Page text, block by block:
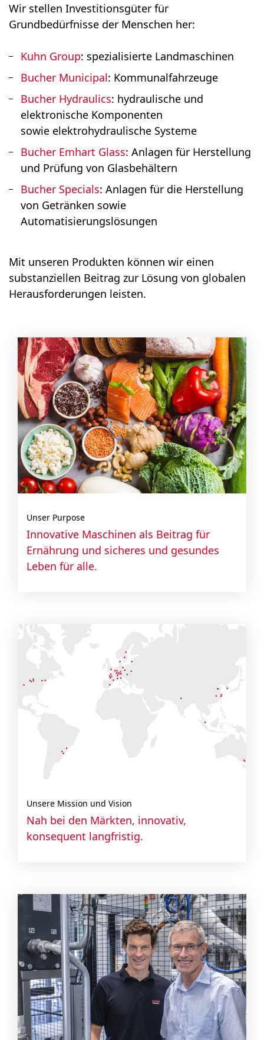
Wir stellen Investitionsgüter für
Grundbedürfnisse der Menschen her:
Kuhn Group: spezialisierte Landmaschinen
Bucher Municipal: Kommunalfahrzeuge
Bucher Hydraulics: hydraulische und
elektronische Komponenten
sowie elektrohydraulische Systeme
Bucher Emhart Glass: Anlagen für Herstellung
und Prüfung von Glasbehältern
Bucher Specials: Anlagen für die Herstellung
von Getränken sowie
Automatisierungslösungen
Mit unseren Produkten können wir einen
substanziellen Beitrag zur Lösung von globalen
Herausforderungen leisten.
Unser Purpose
Innovative Maschinen als Beitrag für
Ernährung und sicheres und gesundes
Leben für alle.
Unsere Mission und Vision
Nah bei den Märkten, innovativ,
konsequent langfristig.